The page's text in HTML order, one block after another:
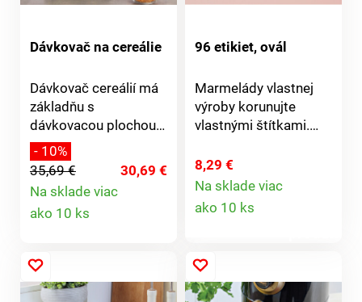
Dávkovač na cereálie
Dávkovač cereálií má
základňu s
dávkovacou plochou a
dva akrylové
zásobníky na 2 druhy
müsli. Môžete si
vybrať, stačí otočiť
rukoväťou a vybrané
misky. Objem 1
zásobníka 3,5 l.
Materiál: PS, PP, TPR,
- 10%
35,69 €
30,69 €
Na sklade viac
ako 10 ks
96 etikiet, ovál
Marmelády vlastnej
výroby korunujte
vlastnými štítkami.
motívmi.
8,29 €
Na sklade viac
ako 10 ks